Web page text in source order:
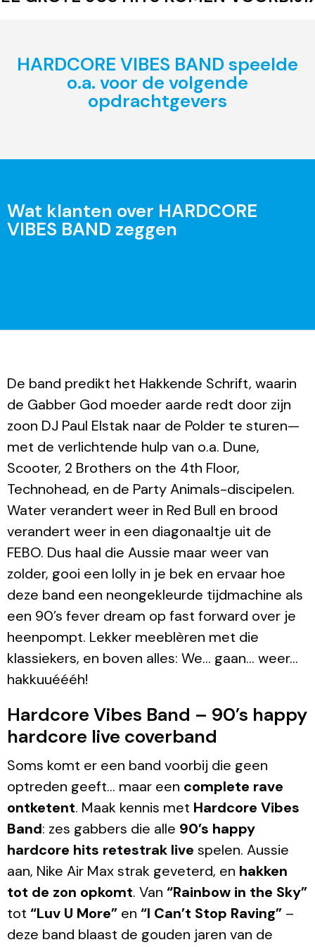
HARDCORE VIBES BAND speelde
o.a. voor de volgende
opdrachtgevers
Wat klanten over HARDCORE
VIBES BAND zeggen
De band predikt het Hakkende Schrift, waarin
de Gabber God moeder aarde redt door zijn
zoon DJ Paul Elstak naar de Polder te sturen—
met de verlichtende hulp van o.a. Dune,
Scooter, 2 Brothers on the 4th Floor,
Technohead, en de Party Animals-discipelen.
Water verandert weer in Red Bull en brood
verandert weer in een diagonaaltje uit de
FEBO. Dus haal die Aussie maar weer van
zolder, gooi een lolly in je bek en ervaar hoe
deze band een neongekleurde tijdmachine als
een 90’s fever dream op fast forward over je
heenpompt. Lekker meeblèren met die
klassiekers, en boven alles: We… gaan… weer…
hakkuuéééh!
Hardcore Vibes Band – 90’s happy
hardcore live coverband
Soms komt er een band voorbij die geen
optreden geeft… maar een complete rave
ontketent. Maak kennis met Hardcore Vibes
Band: zes gabbers die alle 90’s happy
hardcore hits retestrak live spelen. Aussie
aan, Nike Air Max strak geveterd, en hakken
tot de zon opkomt. Van “Rainbow in the Sky”
tot “Luv U More” en “I Can’t Stop Raving” –
deze band blaast de gouden jaren van de